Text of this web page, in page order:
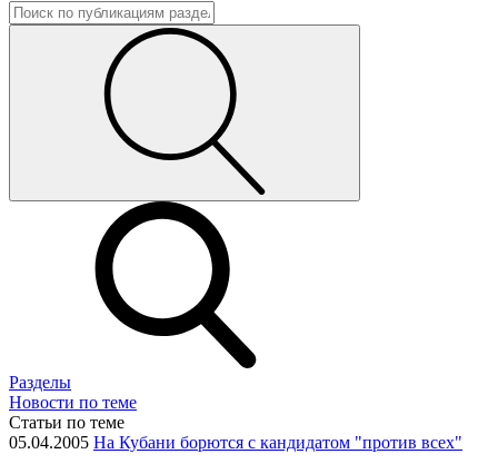
Разделы
Новости по теме
Статьи по теме
05.04.2005 На Кубани борются с кандидатом "против всех"